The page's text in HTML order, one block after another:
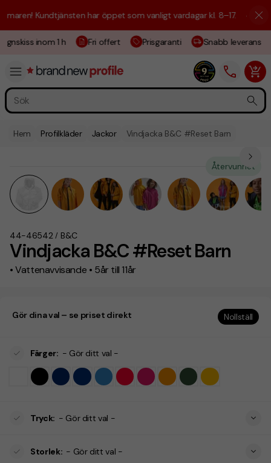
Kundtjänsten har öppet som vanligt vardagar kl. 8–17. ☀️ Vi är
inom 1 h Fri offert Prisgaranti Snabb leverans
Hem Profilkläder Jackor Vindjacka B&C #Reset Barn
Vindjacka B&C #Reset Barn
• Vattenavvisande • 5år till 11år
44-46542 / B&C
Återvunnet
Gör dina val – se priset direkt Nollställ
Färger: - Gör ditt val -
Tryck: - Gör ditt val -
Storlek: - Gör ditt val -